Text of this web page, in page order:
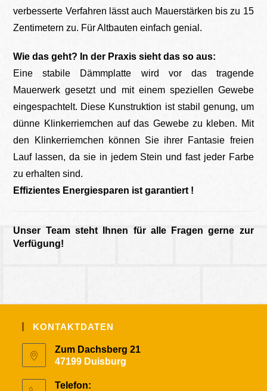
verbesserte Verfahren lässt auch Mauerstärken bis zu 15
Zentimetern zu. Für Altbauten einfach genial.
Wie das geht? In der Praxis sieht das so aus:
Eine stabile Dämmplatte wird vor das tragende
Mauerwerk gesetzt und mit einem speziellen Gewebe
eingespachtelt. Diese Kunstruktion ist stabil genung, um
dünne Klinkerriemchen auf das Gewebe zu kleben. Mit
den Klinkerriemchen können Sie ihrer Fantasie freien
Lauf lassen, da sie in jedem Stein und fast jeder Farbe
zu erhalten sind.
Effizientes Energiesparen ist garantiert !
Unser Team steht Ihnen für alle Fragen gerne zur
Verfügung!
KONTAKTDATEN
Zum Dachsberg 21
47199 Duisburg
Telefon: